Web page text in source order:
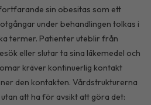
sin obesitas som ett
under behandlingen tolkas i
termer. Patienter uteblir från
eller slutar ta sina läkemedel och
kräver kontinuerlig kontakt
den kontakten. Vårdstrukturerna
att ha för avsikt att göra det: